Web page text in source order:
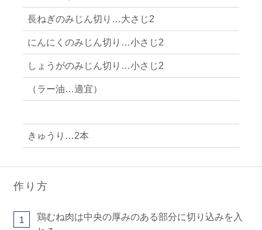
長ねぎのみじん切り…大さじ2
にんにくのみじん切り…小さじ2
しょうがのみじん切り…小さじ2
（ラー油…適宜）
きゅうり…2本
作り方
1
鶏むね肉は中央の厚みのある部分に切り込みを入